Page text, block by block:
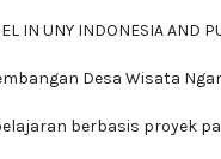
IN UNY INDONESIA AND
Desa Wisata
berbasis proyek